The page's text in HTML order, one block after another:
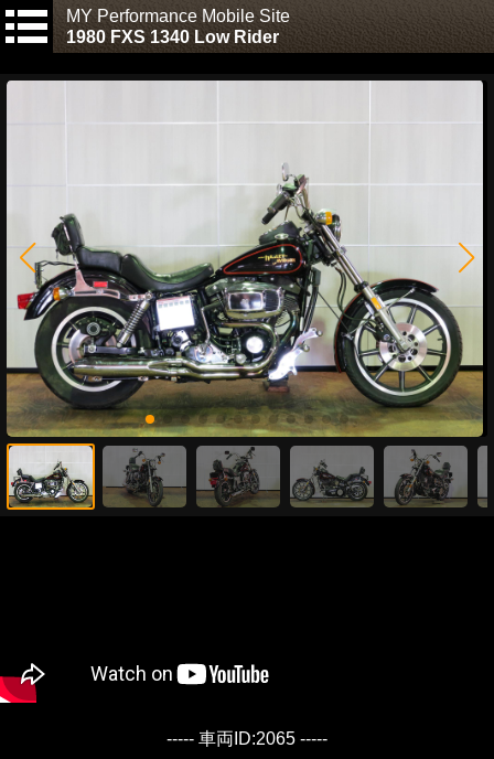
MY Performance Mobile Site
1980 FXS 1340 Low Rider
----- 車両ID:2065 -----